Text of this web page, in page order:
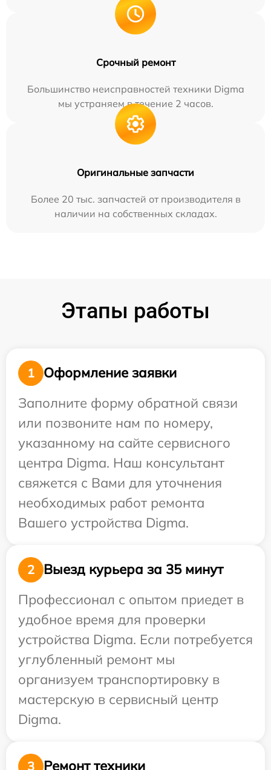
Срочный ремонт
Большинство неисправностей техники Digma
мы устраняем в течение 2 часов.
Оригинальные запчасти
Более 20 тыс. запчастей от производителя в
наличии на собственных складах.
Этапы работы
1
Оформление заявки
Заполните форму обратной связи
или позвоните нам по номеру,
указанному на сайте сервисного
центра Digma. Наш консультант
свяжется с Вами для уточнения
необходимых работ ремонта
Вашего устройства Digma.
2
Выезд курьера за 35 минут
Профессионал с опытом приедет в
удобное время для проверки
устройства Digma. Если потребуется
углубленный ремонт мы
организуем транспортировку в
мастерскую в сервисный центр
Digma.
3 Ремонт техники